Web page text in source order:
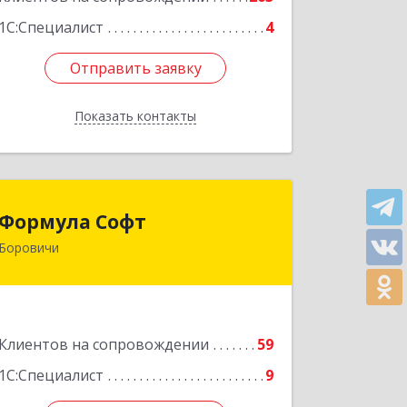
1С:Специалист
4
Отправить заявку
Показать контакты
Отправить заявку
Назад
Формула Софт
Боровичи
Клиентов на сопровождении
59
1С:Специалист
9
Формула Софт
Подробнее